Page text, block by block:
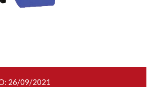
26/09/2021